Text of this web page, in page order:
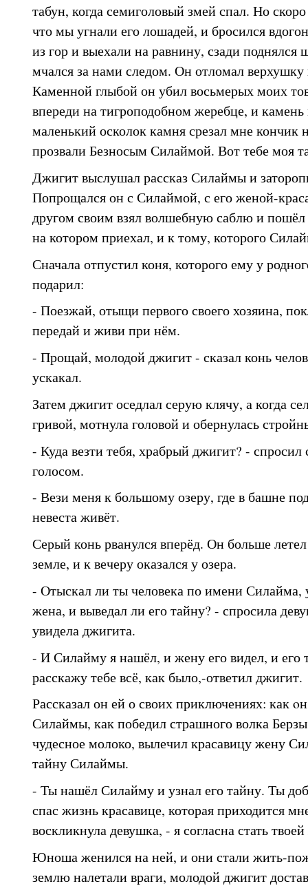
табун, когда семиголовый змей спал. Но
что мы угнали его лошадей, и бросился
из гор и выехали на равнину, сзади поднялся
мчался за нами следом. Он отломал верхушку
Каменной глыбой он убил восьмерых моих
впереди на тигроподобном жеребце, и
маленький осколок камня срезал мне кончик
прозвали Безносым Силаймой. Вот тебе моя
Джигит выслушал рассказ Силаймы и
Попрощался он с Силаймой, с его женой-
другом своим взял волшебную саблю и
на котором приехал, и к тому, которого
Сначала отпустил коня, которого ему у
подарил:
- Поезжай, отыщи первого своего хозяина,
передай и живи при нём.
- Прощай, молодой джигит - сказал конь
ускакал.
Затем джигит оседлал серую клячу, а когда
гривой, мотнула головой и обернулась
- Куда везти тебя, храбрый джигит? - спросил
голосом.
- Вези меня к большому озеру, где в башне
невеста живёт.
Серый конь рванулся вперёд. Он больше
земле, и к вечеру оказался у озера.
- Отыскал ли ты человека по имени Силайма,
жена, и выведал ли его тайну? - спросила
увидела джигита.
- И Силайму я нашёл, и жену его видел, и его
расскажу тебе всё, как было,-ответил джигит.
Рассказал он ей о своих приключениях: как
Силаймы, как победил страшного волка
чудесное молоко, вылечил красавицу жену
тайну Силаймы.
- Ты нашёл Силайму и узнал его тайну. Ты
спас жизнь красавице, которая приходится
воскликнула девушка, - я согласна стать
Юноша женился на ней, и они стали жить-
землю налетали враги, молодой джигит